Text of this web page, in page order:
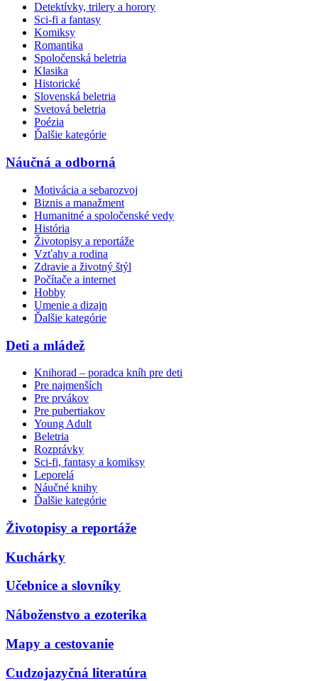
Detektívky, trilery a horory
Sci-fi a fantasy
Komiksy
Romantika
Spoločenská beletria
Klasika
Historické
Slovenská beletria
Svetová beletria
Poézia
Ďalšie kategórie
Náučná a odborná
Motivácia a sebarozvoj
Biznis a manažment
Humanitné a spoločenské vedy
História
Životopisy a reportáže
Vzťahy a rodina
Zdravie a životný štýl
Počítače a internet
Hobby
Umenie a dizajn
Ďalšie kategórie
Deti a mládež
Knihorad – poradca kníh pre deti
Pre najmenších
Pre prvákov
Pre pubertiakov
Young Adult
Beletria
Rozprávky
Sci-fi, fantasy a komiksy
Leporelá
Náučné knihy
Ďalšie kategórie
Životopisy a reportáže
Kuchárky
Učebnice a slovníky
Náboženstvo a ezoterika
Mapy a cestovanie
Cudzojazyčná literatúra